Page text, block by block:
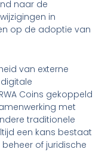
naar de
in
op de adoptie van
van externe
Coins gekoppeld
met
traditionele
een kans bestaat
of juridische